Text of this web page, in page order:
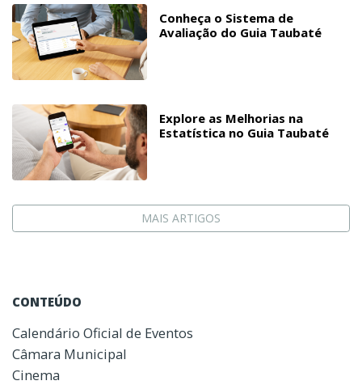
Conheça o Sistema de
Avaliação do Guia Taubaté
Explore as Melhorias na
Estatística no Guia Taubaté
MAIS ARTIGOS
CONTEÚDO
Calendário Oficial de Eventos
Câmara Municipal
Cinema